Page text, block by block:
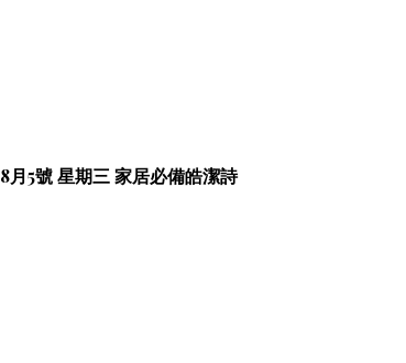
8月5號 星期三 家居必備皓潔詩